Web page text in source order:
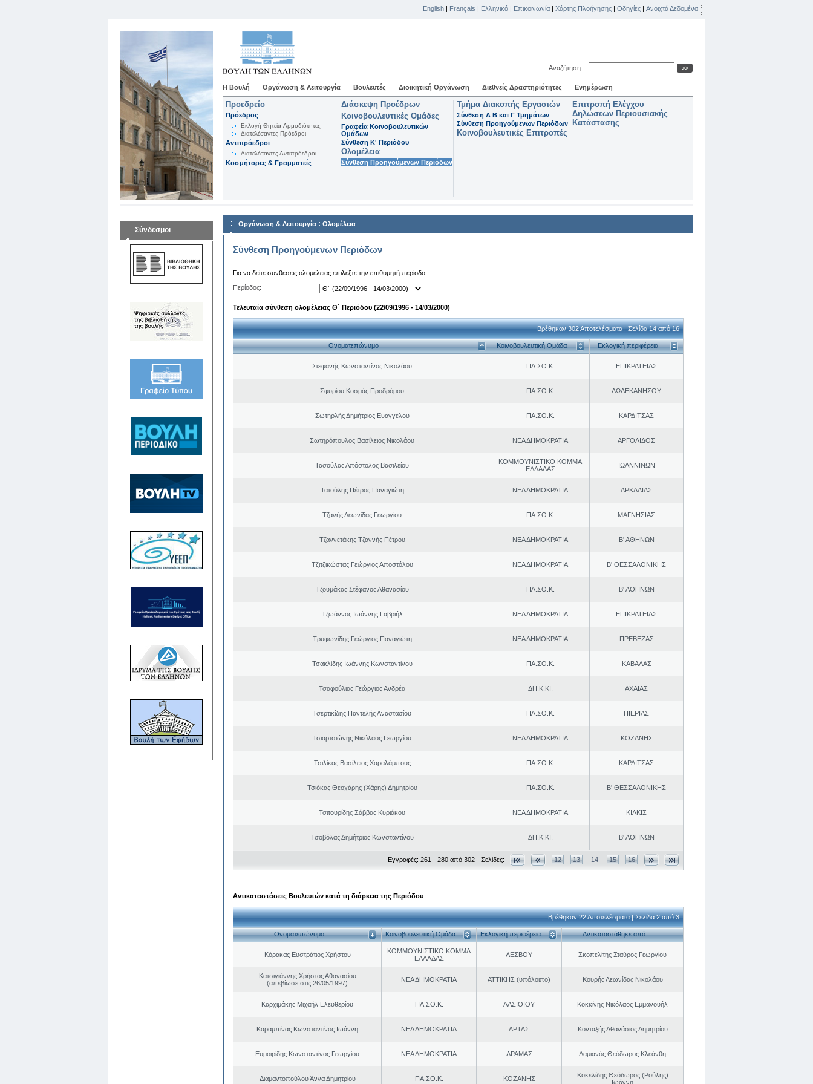
English | Français | Ελληνικά | Επικοινωνία | Χάρτης Πλοήγησης | Οδηγίες | Ανοιχτά Δεδομένα
Αναζήτηση
Η Βουλή Οργάνωση & Λειτουργία Βουλευτές Διοικητική Οργάνωση Διεθνείς Δραστηριότητες Ενημέρωση
Προεδρείο
Πρόεδρος
Εκλογή-Θητεία-Αρμοδιότητες
Διατελέσαντες Πρόεδροι
Αντιπρόεδροι
Διατελέσαντες Αντιπρόεδροι
Κοσμήτορες & Γραμματείς
Διάσκεψη Προέδρων
Κοινοβουλευτικές Ομάδες
Γραφεία Κοινοβουλευτικών
Ομάδων
Σύνθεση K' Περιόδου
Ολομέλεια
Σύνθεση Προηγούμενων Περιόδων
Τμήμα Διακοπής Εργασιών
Σύνθεση Α Β και Γ Τμημάτων
Σύνθεση Προηγούμενων Περιόδων
Κοινοβουλευτικές Επιτροπές
Επιτροπή Ελέγχου
Δηλώσεων Περιουσιακής
Κατάστασης
Σύνδεσμοι
Οργάνωση & Λειτουργία : Ολομέλεια
Σύνθεση Προηγούμενων Περιόδων
Για να δείτε συνθέσεις ολομέλειας επιλέξτε την επιθυμητή περίοδο
Περίοδος:
Τελευταία σύνθεση ολομέλειας Θ΄ Περιόδου (22/09/1996 - 14/03/2000)
Βρέθηκαν 302 Αποτελέσματα | Σελίδα 14 από 16
Ονοματεπώνυμο Κοινοβουλευτική Ομάδα Εκλογική περιφέρεια
Στεφανής Κωνσταντίνος Νικολάου ΠΑ.ΣΟ.Κ. ΕΠΙΚΡΑΤΕΙΑΣ
Σφυρίου Κοσμάς Προδρόμου ΠΑ.ΣΟ.Κ. ΔΩΔΕΚΑΝΗΣΟΥ
Σωτηρλής Δημήτριος Ευαγγέλου ΠΑ.ΣΟ.Κ. ΚΑΡΔΙΤΣΑΣ
Σωτηρόπουλος Βασίλειος Νικολάου ΝΕΑ ΔΗΜΟΚΡΑΤΙΑ ΑΡΓΟΛΙΔΟΣ
Τασούλας Απόστολος Βασιλείου
ΚΟΜΜΟΥΝΙΣΤΙΚΟ ΚΟΜΜΑ
ΕΛΛΑΔΑΣ
ΙΩΑΝΝΙΝΩΝ
Τατούλης Πέτρος Παναγιώτη ΝΕΑ ΔΗΜΟΚΡΑΤΙΑ ΑΡΚΑΔΙΑΣ
Τζανής Λεωνίδας Γεωργίου ΠΑ.ΣΟ.Κ. ΜΑΓΝΗΣΙΑΣ
Τζαννετάκης Τζαννής Πέτρου ΝΕΑ ΔΗΜΟΚΡΑΤΙΑ Β' ΑΘΗΝΩΝ
Τζιτζικώστας Γεώργιος Αποστόλου ΝΕΑ ΔΗΜΟΚΡΑΤΙΑ Β' ΘΕΣΣΑΛΟΝΙΚΗΣ
Τζουμάκας Στέφανος Αθανασίου ΠΑ.ΣΟ.Κ. Β' ΑΘΗΝΩΝ
Τζωάννος Ιωάννης Γαβριήλ ΝΕΑ ΔΗΜΟΚΡΑΤΙΑ ΕΠΙΚΡΑΤΕΙΑΣ
Τρυφωνίδης Γεώργιος Παναγιώτη ΝΕΑ ΔΗΜΟΚΡΑΤΙΑ ΠΡΕΒΕΖΑΣ
Τσακλίδης Ιωάννης Κωνσταντίνου ΠΑ.ΣΟ.Κ. ΚΑΒΑΛΑΣ
Τσαφούλιας Γεώργιος Ανδρέα ΔΗ.Κ.ΚΙ. ΑΧΑΪΑΣ
Τσερτικίδης Παντελής Αναστασίου ΠΑ.ΣΟ.Κ. ΠΙΕΡΙΑΣ
Τσιαρτσιώνης Νικόλαος Γεωργίου ΝΕΑ ΔΗΜΟΚΡΑΤΙΑ ΚΟΖΑΝΗΣ
Τσιλίκας Βασίλειος Χαραλάμπους ΠΑ.ΣΟ.Κ. ΚΑΡΔΙΤΣΑΣ
Τσιόκας Θεοχάρης (Χάρης) Δημητρίου ΠΑ.ΣΟ.Κ. Β' ΘΕΣΣΑΛΟΝΙΚΗΣ
Τσιτουρίδης Σάββας Κυριάκου ΝΕΑ ΔΗΜΟΚΡΑΤΙΑ ΚΙΛΚΙΣ
Τσοβόλας Δημήτριος Κωνσταντίνου ΔΗ.Κ.ΚΙ. Β' ΑΘΗΝΩΝ
Εγγραφές: 261 - 280 από 302 - Σελίδες: 12 13 14 15 16
Αντικαταστάσεις Βουλευτών κατά τη διάρκεια της Περιόδου
Βρέθηκαν 22 Αποτελέσματα | Σελίδα 2 από 3
Ονοματεπώνυμο Κοινοβουλευτική Ομάδα Εκλογική περιφέρεια Αντικαταστάθηκε από
Κόρακας Ευστράτιος Χρήστου
ΚΟΜΜΟΥΝΙΣΤΙΚΟ ΚΟΜΜΑ
ΕΛΛΑΔΑΣ
ΛΕΣΒΟΥ Σκοπελίτης Σταύρος Γεωργίου
Κατσιγιάννης Χρήστος Αθανασίου
(απεβίωσε στις 26/05/1997)
ΝΕΑ ΔΗΜΟΚΡΑΤΙΑ ΑΤΤΙΚΗΣ (υπόλοιπο) Κουρής Λεωνίδας Νικολάου
Καρχιμάκης Μιχαήλ Ελευθερίου ΠΑ.ΣΟ.Κ. ΛΑΣΙΘΙΟΥ Κοκκίνης Νικόλαος Εμμανουήλ
Καραμπίνας Κωνσταντίνος Ιωάννη ΝΕΑ ΔΗΜΟΚΡΑΤΙΑ ΑΡΤΑΣ Κονταξής Αθανάσιος Δημητρίου
Ευμοιρίδης Κωνσταντίνος Γεωργίου ΝΕΑ ΔΗΜΟΚΡΑΤΙΑ ΔΡΑΜΑΣ Δαμιανός Θεόδωρος Κλεάνθη
Διαμαντοπούλου Άννα Δημητρίου ΠΑ.ΣΟ.Κ. ΚΟΖΑΝΗΣ
Κοκελίδης Θεόδωρος (Ρούλης)
Ιωάννη